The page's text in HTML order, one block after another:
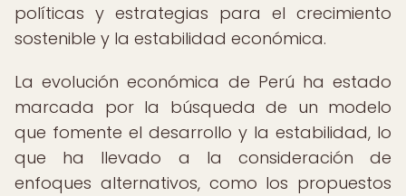
políticas y estrategias para el crecimiento
sostenible y la estabilidad económica.
La evolución económica de Perú ha estado
marcada por la búsqueda de un modelo
que fomente el desarrollo y la estabilidad, lo
que ha llevado a la consideración de
enfoques alternativos, como los propuestos